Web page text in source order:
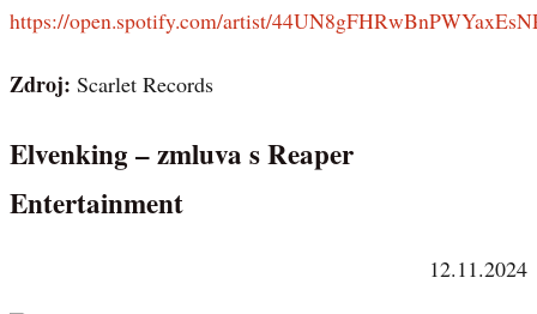
https://open.spotify.com/artist/
Zdroj: Scarlet Records
Elvenking – zmluva s Reaper
Entertainment
12.11.2024